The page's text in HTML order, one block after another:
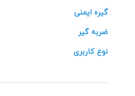
گیره ایمنی
ضربه گیر
نوع کاربری